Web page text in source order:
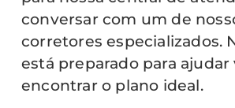
conversar com um de
corretores especializados.
está preparado para ajudar
encontrar o plano ideal.